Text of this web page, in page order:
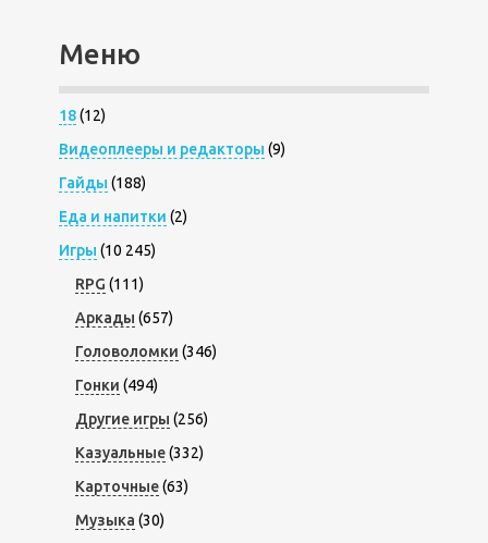
Меню
18(12)
Видеоплееры и редакторы (9)
Гайды (188)
Еда и напитки (2)
Игры (10 245)
RPG (111)
Аркады (657)
Головоломки (346)
Гонки (494)
Другие игры (256)
Казуальные(332)
Карточные(63)
Музыка (30)